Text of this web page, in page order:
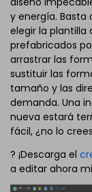
y energía. Basta
elegir la plantilla
prefabricados
arrastrar las
sustituir las
tamaño y las
demanda. Una
nueva estará
fácil, ¿no lo
? ¡Descarga el
a editar ahora